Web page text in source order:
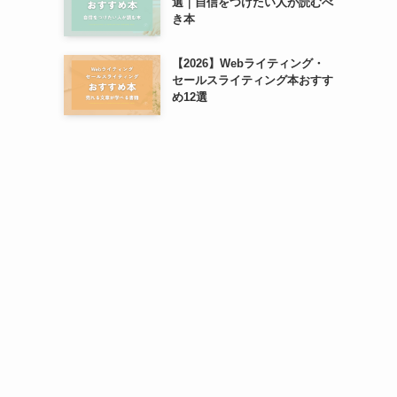
き本
【2026】Webライティング・
セールスライティング本おすす
め12選